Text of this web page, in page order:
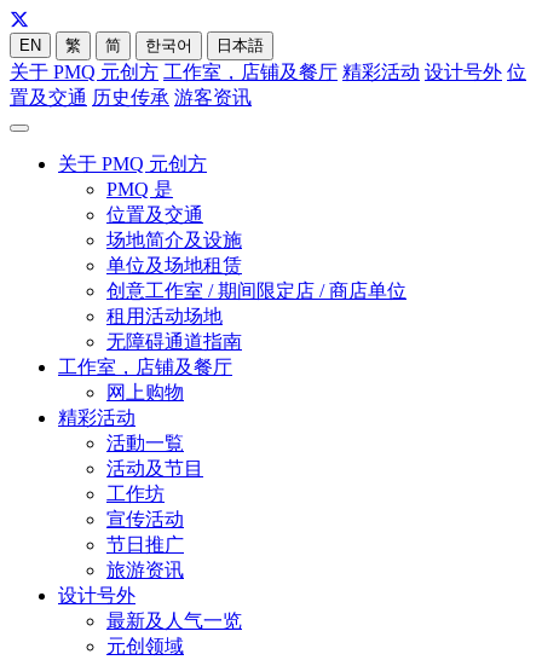
EN 繁 简 한국어 日本語
关于 PMQ 元创方 工作室，店铺及餐厅 精彩活动 设计号外 位
置及交通 历史传承 游客资讯
关于 PMQ 元创方
PMQ 是
位置及交通
场地简介及设施
单位及场地租赁
创意工作室 / 期间限定店 / 商店单位
租用活动场地
无障碍通道指南
工作室，店铺及餐厅
网上购物
精彩活动
活動一覧
活动及节目
工作坊
宣传活动
节日推广
旅游资讯
设计号外
最新及人气一览
元创领域